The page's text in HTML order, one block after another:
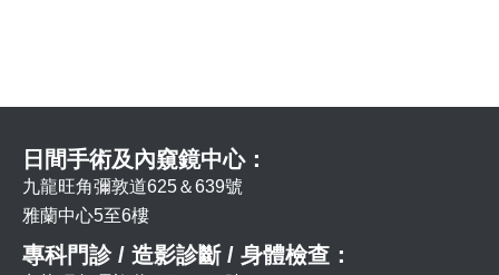
日間手術及內窺鏡中心：
九龍旺角彌敦道625＆639號
雅蘭中心5至6樓
專科門診 / 造影診斷 / 身體檢查：